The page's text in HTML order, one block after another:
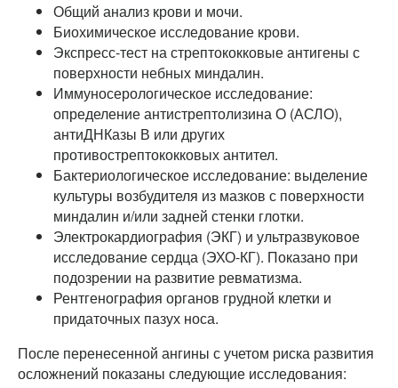
Общий анализ крови и мочи.
Биохимическое исследование крови.
Экспресс-тест на стрептококковые антигены с
поверхности небных миндалин.
Иммуносерологическое исследование:
определение антистрептолизина О (АСЛО),
антиДНКазы В или других
противострептококковых антител.
Бактериологическое исследование: выделение
культуры возбудителя из мазков с поверхности
миндалин и/или задней стенки глотки.
Электрокардиография (ЭКГ) и ультразвуковое
исследование сердца (ЭХО-КГ). Показано при
подозрении на развитие ревматизма.
Рентгенография органов грудной клетки и
придаточных пазух носа.
После перенесенной ангины с учетом риска развития
осложнений показаны следующие исследования: